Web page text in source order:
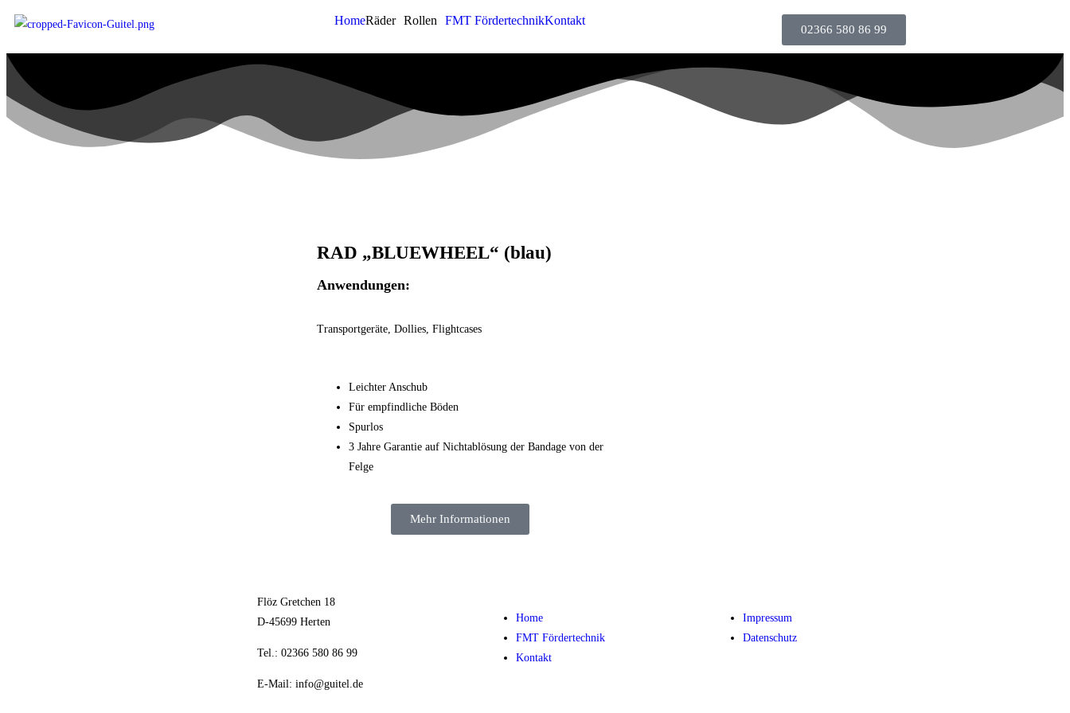
HomeRäder Rollen FMT FördertechnikKontakt
02366 580 86 99
RAD „BLUEWHEEL“ (blau)
Anwendungen:
Transportgeräte, Dollies, Flightcases
Leichter Anschub
Für empfindliche Böden
Spurlos
3 Jahre Garantie auf Nichtablösung der Bandage von der
Felge
Mehr Informationen
Flöz Gretchen 18
D-45699 Herten
Tel.: 02366 580 86 99
E-Mail: info@guitel.de
Home
FMT Fördertechnik
Kontakt
Impressum
Datenschutz